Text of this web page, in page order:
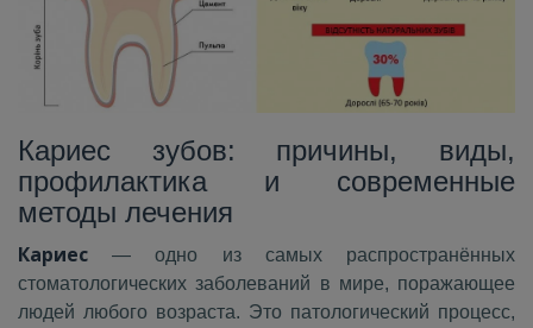
Кариес зубов: причины, виды,
профилактика и современные
методы лечения
Кариес — одно из самых распространённых
стоматологических заболеваний в мире, поражающее
людей любого возраста. Это патологический процесс,